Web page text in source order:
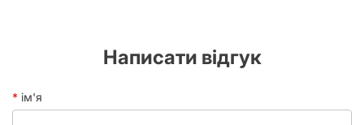
Написати відгук
ім'я